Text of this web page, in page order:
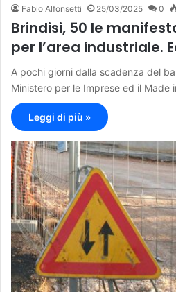
Fabio Alfonsetti 25/03/2025 0
Brindisi, 50 le
per l’area industriale.
A pochi giorni dalla scadenza del
Ministero per le Imprese ed il Made
Leggi di più »